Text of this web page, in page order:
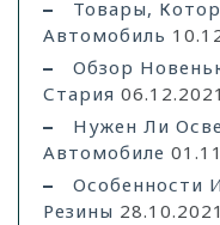
Товары,
Автомобиль
Обзор
Стария 06.12.2021
Нужен Ли
Автомобиле
Особенности
Резины 28.10.2021